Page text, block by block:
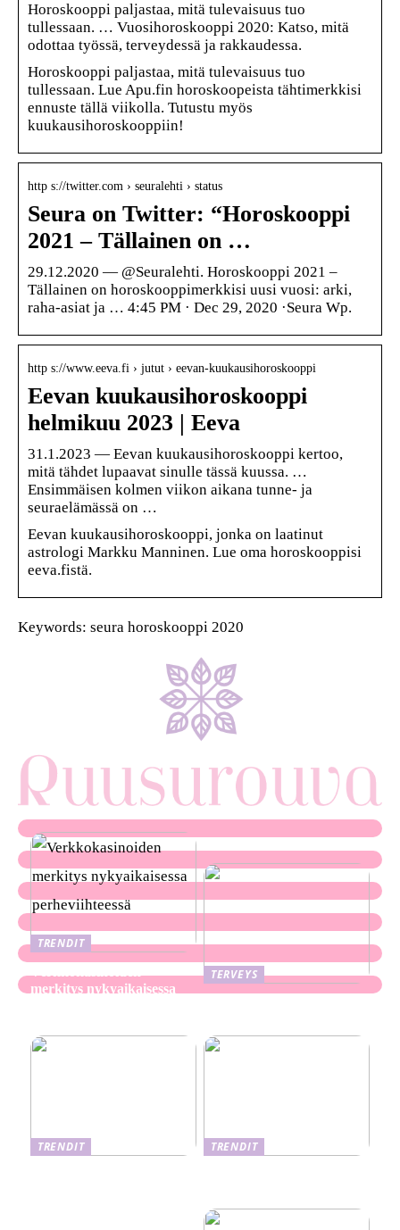
Horoskooppi paljastaa, mitä tulevaisuus tuo
tullessaan. … Vuosihoroskooppi 2020: Katso, mitä
odottaa työssä, terveydessä ja rakkaudessa.
Horoskooppi paljastaa, mitä tulevaisuus tuo
tullessaan. Lue Apu.fin horoskoopeista tähtimerkkisi
ennuste tällä viikolla. Tutustu myös
kuukausihoroskooppiin!
http s://twitter.com › seuralehti › status
Seura on Twitter: “Horoskooppi
2021 – Tällainen on …
29.12.2020 — @Seuralehti. Horoskooppi 2021 –
Tällainen on horoskooppimerkkisi uusi vuosi: arki,
raha-asiat ja … 4:45 PM · Dec 29, 2020 ·Seura Wp.
http s://www.eeva.fi › jutut › eevan-kuukausihoroskooppi
Eevan kuukausihoroskooppi
helmikuu 2023 | Eeva
31.1.2023 — Eevan kuukausihoroskooppi kertoo,
mitä tähdet lupaavat sinulle tässä kuussa. …
Ensimmäisen kolmen viikon aikana tunne- ja
seuraelämässä on …
Eevan kuukausihoroskooppi, jonka on laatinut
astrologi Markku Manninen. Lue oma horoskooppisi
eeva.fistä.
Keywords: seura horoskooppi 2020
TRENDIT
Verkkokasinoiden
merkitys nykyaikaisessa
TERVEYS
TRENDIT
TRENDIT